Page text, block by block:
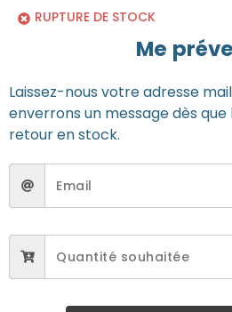
RUPTURE DE STOCK
Me
Laissez-nous votre adresse
enverrons un message dès
retour en stock.